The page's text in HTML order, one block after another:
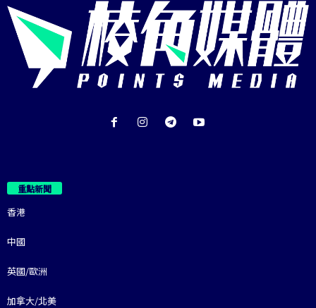
重點新聞
香港
中國
英國/歐洲
加拿大/北美